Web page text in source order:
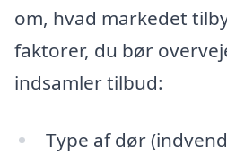
om, hvad markedet
faktorer, du bør
indsamler tilbud:
Type af dør